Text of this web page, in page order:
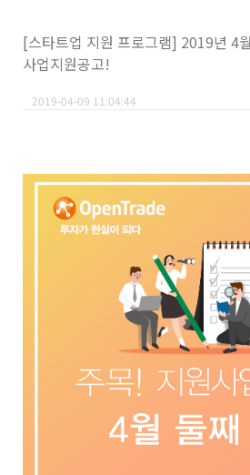
[스타트업 지원 프로그램] 2019년 4
사업지원공고!
2019-04-09 11:04:44